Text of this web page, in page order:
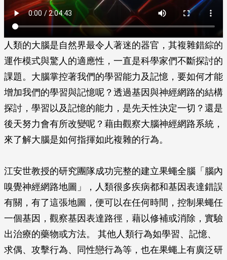
人類的大腦是自然界最令人著迷的器官，其複雜錯綜的
運作模式與驚人的適應性，一直是科學家們不斷探討的
課題。大腦掌控著我們的學習能力及記憶，要如何才能
增加我們的學習與記憶呢？透過基因與神經網路的結構
探討，學習以及記憶的能力，是先天性決定一切？還是
後天努力會有所改變呢？藉由觀察大腦神經網路系統，
來了解大腦是如何指揮如此複雜的行為。
江安世教授的研究團隊成功完整的建立果蠅全腦「腦內
嗅覺神經網路地圖」，人類很多疾病都和基因表達錯誤
有關，有了這張地圖，便可以在任何時間，控制果蠅任
一個基因，觀察基因表達路徑，藉以修補或消除，實驗
出治療的藥物或方法。 其他人類行為如學習、記憶、
求偶、攻擊行為、同性戀行為等，也在果蠅上有廣泛研